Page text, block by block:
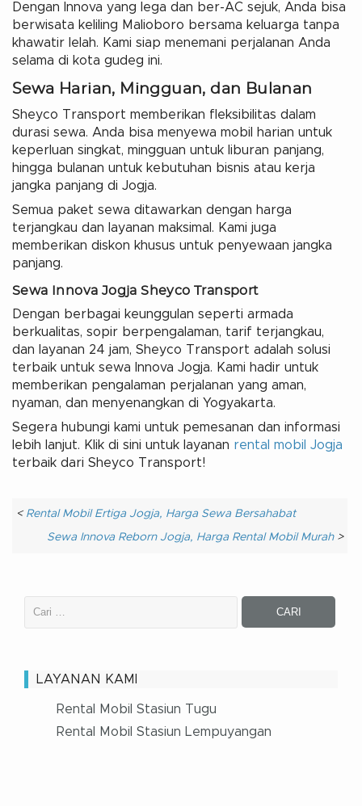
Dengan Innova yang lega dan ber-AC sejuk, Anda bisa
berwisata keliling Malioboro bersama keluarga tanpa
khawatir lelah. Kami siap menemani perjalanan Anda
selama di kota gudeg ini.
Sewa Harian, Mingguan, dan Bulanan
Sheyco Transport memberikan fleksibilitas dalam
durasi sewa. Anda bisa menyewa mobil harian untuk
keperluan singkat, mingguan untuk liburan panjang,
hingga bulanan untuk kebutuhan bisnis atau kerja
jangka panjang di Jogja.
Semua paket sewa ditawarkan dengan harga
terjangkau dan layanan maksimal. Kami juga
memberikan diskon khusus untuk penyewaan jangka
panjang.
Sewa Innova Jogja Sheyco Transport
Dengan berbagai keunggulan seperti armada
berkualitas, sopir berpengalaman, tarif terjangkau,
dan layanan 24 jam, Sheyco Transport adalah solusi
terbaik untuk sewa Innova Jogja. Kami hadir untuk
memberikan pengalaman perjalanan yang aman,
nyaman, dan menyenangkan di Yogyakarta.
Segera hubungi kami untuk pemesanan dan informasi
lebih lanjut. Klik di sini untuk layanan rental mobil Jogja
terbaik dari Sheyco Transport!
< Rental Mobil Ertiga Jogja, Harga Sewa Bersahabat
Sewa Innova Reborn Jogja, Harga Rental Mobil Murah>
LAYANAN KAMI
Rental Mobil Stasiun Tugu
Rental Mobil Stasiun Lempuyangan